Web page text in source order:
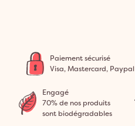
Paiement sécurisé
Visa, Mastercard, Paypal
Engagé
70% de nos produits
sont biodégradables